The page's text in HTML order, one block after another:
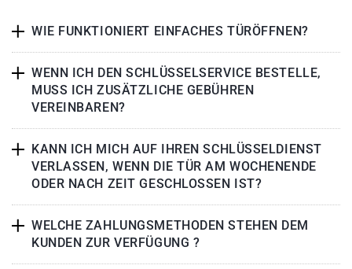
WIE FUNKTIONIERT EINFACHES TÜRÖFFNEN?
WENN ICH DEN SCHLÜSSELSERVICE BESTELLE,
MUSS ICH ZUSÄTZLICHE GEBÜHREN
VEREINBAREN?
KANN ICH MICH AUF IHREN SCHLÜSSELDIENST
VERLASSEN, WENN DIE TÜR AM WOCHENENDE
ODER NACH ZEIT GESCHLOSSEN IST?
WELCHE ZAHLUNGSMETHODEN STEHEN DEM
KUNDEN ZUR VERFÜGUNG ?